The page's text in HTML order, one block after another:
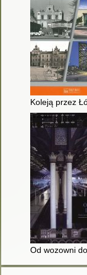
Koleją przez
Od wozowni